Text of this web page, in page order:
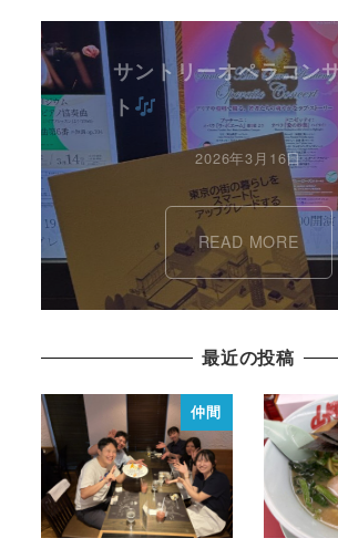
サントリーオペラコン
ト
2026年3月16日
READ MORE
最近の投稿
仲間